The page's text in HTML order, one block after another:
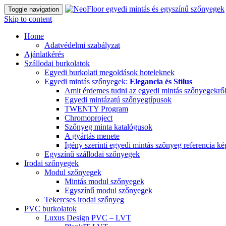
Toggle navigation
Skip to content
Home
Adatvédelmi szabályzat
Ajánlatkérés
Szállodai burkolatok
Egyedi burkolati megoldások hoteleknek
Egyedi mintás szőnyegek: Elegancia és Stílus
Amit érdemes tudni az egyedi mintás szőnyegekről
Egyedi mintázatú szőnyegtípusok
TWENTY Program
Chromoproject
Szőnyeg minta katalógusok
A gyártás menete
Igény szerinti egyedi mintás szőnyeg referencia
Egyszínű szállodai szőnyegek
Irodai szőnyegek
Modul szőnyegek
Mintás modul szőnyegek
Egyszínű modul szőnyegek
Tekercses irodai szőnyeg
PVC burkolatok
Luxus Design PVC – LVT